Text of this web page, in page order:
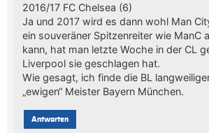
2016/17 FC Chelsea (6)
Ja und 2017 wird es dann wohl Man
ein souveräner Spitzenreiter wie ManC
kann, hat man letzte Woche in der CL
Liverpool sie geschlagen hat.
Wie gesagt, ich finde die BL
„ewigen“ Meister Bayern München.
Antworten